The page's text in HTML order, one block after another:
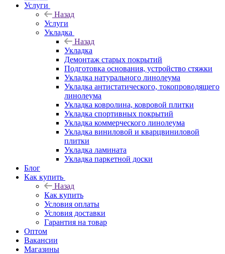
Услуги
Назад
Услуги
Укладка
Назад
Укладка
Демонтаж старых покрытий
Подготовка основания, устройство стяжки
Укладка натурального линолеума
Укладка антистатического, токопроводящего
линолеума
Укладка ковролина, ковровой плитки
Укладка спортивных покрытий
Укладка коммерческого линолеума
Укладка виниловой и кварцвиниловой
плитки
Укладка ламината
Укладка паркетной доски
Блог
Как купить
Назад
Как купить
Условия оплаты
Условия доставки
Гарантия на товар
Оптом
Вакансии
Магазины